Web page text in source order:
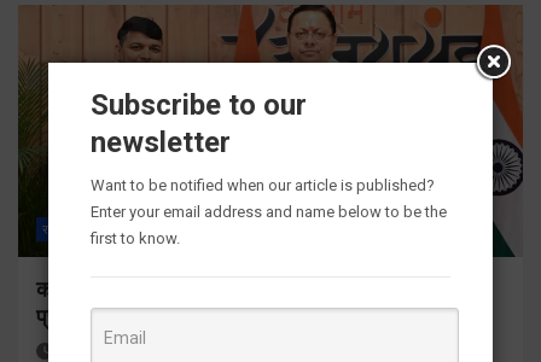
राज्य ALL देहरादून
कॉमनवेल्थ गेम्स 2026 के उत्तराखंड के पदक विजेताओं और
प्रशिक्षकों को मुख्यमंत्री धामी ने किया सम्मानित
Subscribe to our
newsletter
Want to be notified when our article is published?
Enter your email address and name below to be the
first to know.